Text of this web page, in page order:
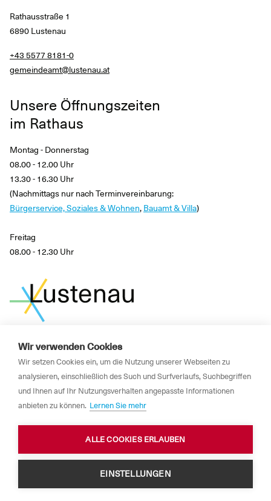
Wir verwenden Cookies
Wir setzen Cookies ein, um die Nutzung unserer Webseiten zu
analysieren, einschließlich des Such und Surfverlaufs, Suchbegriffen
und Ihnen auf Ihr Nutzungsverhalten angepasste Informationen
anbieten zu können. Lernen Sie mehr
ALLE COOKIES ERLAUBEN
EINSTELLUNGEN
Rathausstraße 1
6890 Lustenau
+43 5577 8181-0
gemeindeamt@lustenau.at
Unsere Öffnungszeiten
im Rathaus
Montag - Donnerstag
08.00 - 12.00 Uhr
13.30 - 16.30 Uhr
(Nachmittags nur nach Terminvereinbarung:
Bürgerservice, Soziales & Wohnen, Bauamt & Villa)
Freitag
08.00 - 12.30 Uhr
News
Newsletter
Impressum
Datenschutzerklärung